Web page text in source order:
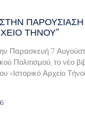
ΠΑΡΟΥΣΊΑΣΗ
ΤΉΝΟΥ”
Παρασκευή 7
Πολιτισμού, το νέο
Αρχείο